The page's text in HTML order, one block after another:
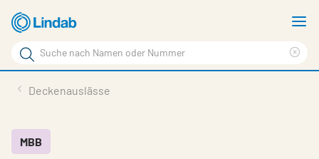
Zum
Hauptinhalt
Suchbegriff
Seite
durchsuchen
Im Fokus
Deckenauslässe
MBB